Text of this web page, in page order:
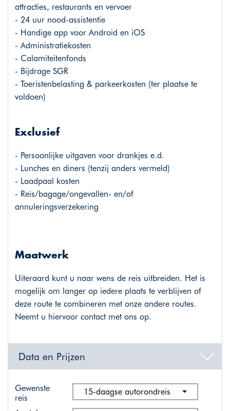
attracties, restaurants en vervoer
- 24 uur nood-assistentie
- Handige app voor Android en iOS
- Administratiekosten
- Calamiteitenfonds
- Bijdrage SGR
- Toeristenbelasting & parkeerkosten (ter plaatse te
voldoen)
Exclusief
- Persoonlijke uitgaven voor drankjes e.d.
- Lunches en diners (tenzij anders vermeld)
- Laadpaal kosten
- Reis/bagage/ongevallen- en/of
annuleringsverzekering
Maatwerk
Uiteraard kunt u naar wens de reis uitbreiden. Het is
mogelijk om langer op iedere plaats te verblijven of
deze route te combineren met onze andere routes.
Neemt u hiervoor contact met ons op.
Data en Prijzen
Gewenste
reis
15-daagse autorondreis